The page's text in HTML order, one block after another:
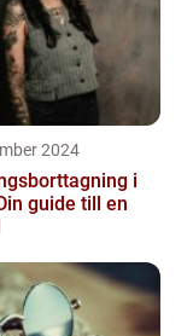
2024
i
guide till en